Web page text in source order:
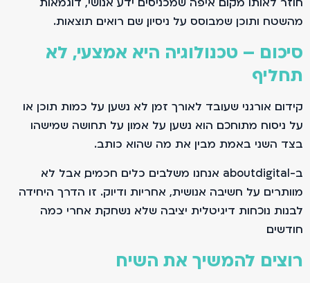
מהשטח ותוכן שמבוסס על ניסיון, שם רואים תוצאות.
סיכום – טכנולוגיה היא אמצעי, לא
תחליף
קידום אורגני שעובד לאורך זמן לא נשען על כמות תוכן או
על ניסוח מתוחכם. הוא נשען על אמון. על תחושה שמישהו
בצד השני באמת מבין את מה שהוא כותב.
ב-aboutdigital אנחנו משלבים כלים חכמים, אבל לא
מוותרים על חשיבה אנושית, אחריות ודיוק. זו הדרך היחידה
לבנות נוכחות דיגיטלית יציבה שלא נשחקת אחרי כמה
חודשים.
רוצים להמשיך את השיח